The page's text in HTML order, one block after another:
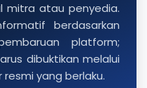
mitra atau penyedia.
berdasarkan
platform;
dibuktikan melalui
yang berlaku.